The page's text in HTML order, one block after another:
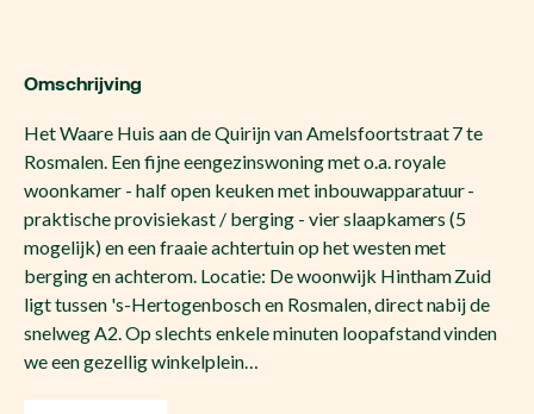
Omschrijving
Het Waare Huis aan de Quirijn van Amelsfoortstraat 7 te
Rosmalen. Een fijne eengezinswoning met o.a. royale
woonkamer - half open keuken met inbouwapparatuur -
praktische provisiekast / berging - vier slaapkamers (5
mogelijk) en een fraaie achtertuin op het westen met
berging en achterom. Locatie: De woonwijk Hintham Zuid
ligt tussen 's-Hertogenbosch en Rosmalen, direct nabij de
snelweg A2. Op slechts enkele minuten loopafstand vinden
we een gezellig winkelplein…